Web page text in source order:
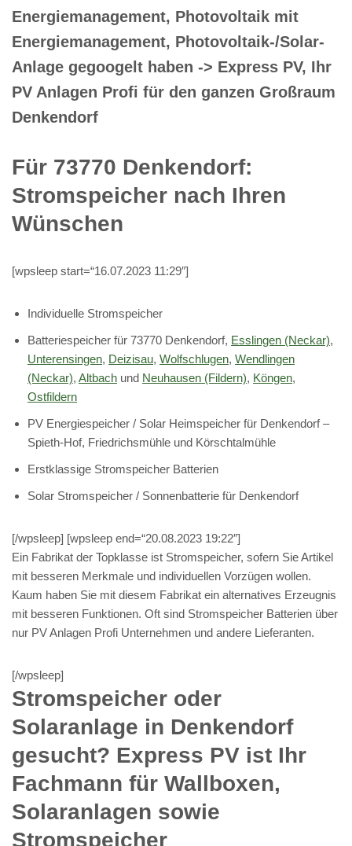
Energiemanagement, Photovoltaik mit
Energiemanagement, Photovoltaik-/Solar-
Anlage gegoogelt haben -> Express PV, Ihr
PV Anlagen Profi für den ganzen Großraum
Denkendorf
Für 73770 Denkendorf:
Stromspeicher nach Ihren
Wünschen
[wpsleep start=“16.07.2023 11:29″]
Individuelle Stromspeicher
Batteriespeicher für 73770 Denkendorf, Esslingen (Neckar),
Unterensingen, Deizisau, Wolfschlugen, Wendlingen
(Neckar), Altbach und Neuhausen (Fildern), Köngen,
Ostfildern
PV Energiespeicher / Solar Heimspeicher für Denkendorf –
Spieth-Hof, Friedrichsmühle und Körschtalmühle
Erstklassige Stromspeicher Batterien
Solar Stromspeicher / Sonnenbatterie für Denkendorf
[/wpsleep] [wpsleep end=“20.08.2023 19:22″]
Ein Fabrikat der Topklasse ist Stromspeicher, sofern Sie Artikel
mit besseren Merkmale und individuellen Vorzügen wollen.
Kaum haben Sie mit diesem Fabrikat ein alternatives Erzeugnis
mit besseren Funktionen. Oft sind Stromspeicher Batterien über
nur PV Anlagen Profi Unternehmen und andere Lieferanten.
[/wpsleep]
Stromspeicher oder
Solaranlage in Denkendorf
gesucht? Express PV ist Ihr
Fachmann für Wallboxen,
Solaranlagen sowie
Stromspeicher